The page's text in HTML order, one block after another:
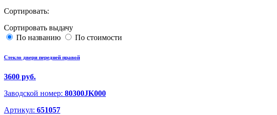
Сортировать:
Сортировать выдачу
По названию
По стоимости
Стекло двери передней правой
3600 руб.
Заводской номер: 80300JK000
Артикул: 651057